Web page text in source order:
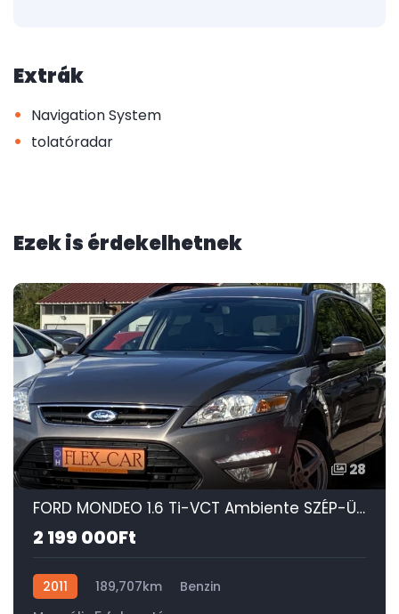
Extrák
• Navigation System
• tolatóradar
Ezek is érdekelhetnek
28
FORD MONDEO 1.6 Ti-VCT Ambiente SZÉP-ÜLÉSFŰTÉS-DIGIT KLÍMA-SONY-TEMPOMAT-PDC!
2 199 000Ft
2011 189,707km
Benzin